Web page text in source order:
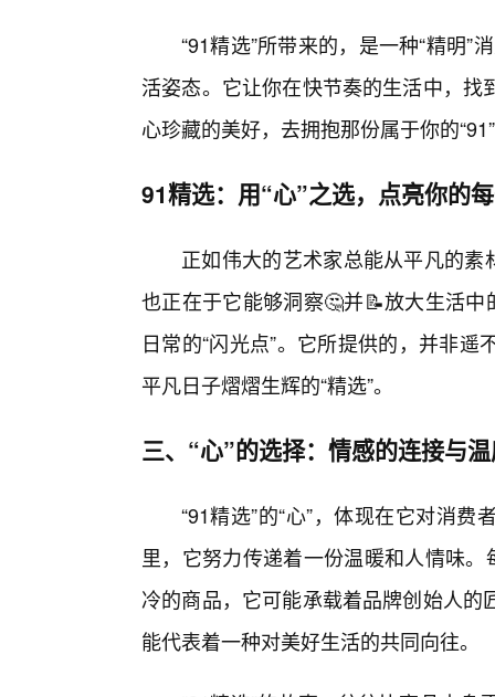
“91精选”所带来的，是一种“精明”
活姿态。它让你在快节奏的生活中，
心珍藏的美好，去拥抱那份属于你的
91精选：用“心”之选，点亮你的
正如伟大的艺术家总能从平凡的素
也正在于它能够洞察🤔并📝放大生活
日常的“闪光点”。它所提供的，并非
平凡日子熠熠生辉的“精选”。
三、“心”的选择：情感的连接与
“91精选”的“心”，体现在它对消
里，它努力传递着一份温暖和人情味
冷的商品，它可能承载着品牌创始人
能代表着一种对美好生活的共同向往。